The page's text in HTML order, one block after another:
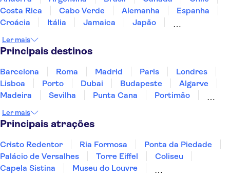
Costa Rica
Cabo Verde Alemanha
Espanha
Croácia
Itália Jamaica
Japão
Portugal
Singapura
Ler mais
Principais destinos
Barcelona Roma Madrid Paris
Londres
Lisboa
Porto Dubai Budapeste
Algarve
Madeira
Sevilha Punta Cana
Portimão
Sesimbra
Ler mais
Principais atrações
Cristo Redentor Ria Formosa
Ponta da Piedade
Palácio de Versalhes
Torre Eiffel
Coliseu
Capela Sistina
Museu do Louvre